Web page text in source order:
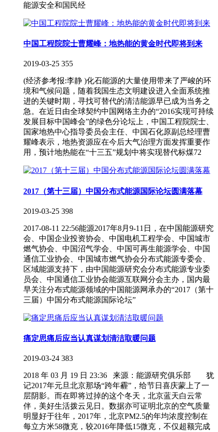
能源安全和国民经
中国工程院院士曹耀峰：地热能的黄金时代即将到来
2019-03-25 355
(经济参考报:李静 )化石能源的大量使用带来了严峻的环
境和气候问题，随着我国生态文明建设进入全面系统推
进的关键时期，寻找可替代的清洁能源早已成为当务之
急。在近日由全球契约中国网络主办的“2016实现可持续
发展目标中国峰会”的绿色分论坛上，中国工程院院士、
国家地热中心指导委员会主任、中国石化原副总经理曹
耀峰表示，地热资源应在今后大气治理方面发挥重要作
用，预计地热能在“十三五”规划中将实现替代标煤72
2017（第十三届）中国分布式能源国际论坛圆满落幕
2019-03-25 398
2017-08-11 22:56能源2017年8月9-11日，在中国能源研究
会、中国企业投资协会、中国电机工程学会、中国城市
燃气协会、中国沼气学会、中国可再生能源学会、中国
通信工业协会、中国城市燃气协会分布式能源专委会、
区域能源支持下，由中国能源研究会分布式能源专业委
员会、中国通信工业协会能源互联网分会主办，国内最
早关注分布式能源领域的中国能源网承办的“2017（第十
三届）中国分布式能源国际论坛”
痛定思痛后应当认真谋划清洁取暖问题
2019-03-24 383
2018 年 03 月 19 日 23:36 来源：能源研究俱乐部 犹
记2017年元旦北京那场“跨年霾”，给节日喜庆蒙上了一
层阴影。而在即将过掉的这个冬天，北京蓝天白云常
伴，美好生活拨云见日。数据亦可证明北京的空气质量
明显好于往年，2017年，北京PM2.5的年均浓度控制在
每立方米58微克，较2016年降低15微克，不仅超额完成